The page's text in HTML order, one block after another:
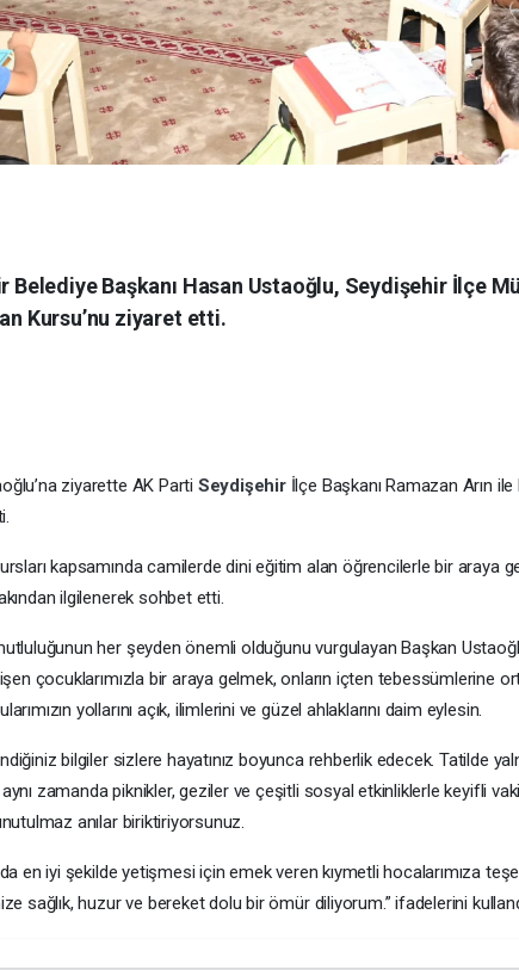
Belediye Başkanı Hasan Ustaoğlu, Seydişehir İlçe
Kursu’nu ziyaret etti.
ziyarette AK Parti Seydişehir İlçe Başkanı Ramazan Arın ile
kapsamında camilerde dini eğitim alan öğrencilerle bir araya
ilgilenerek sohbet etti.
her şeyden önemli olduğunu vurgulayan Başkan
çocuklarımızla bir araya gelmek, onların içten tebessümlerine
yollarını açık, ilimlerini ve güzel ahlaklarını daim eylesin.
bilgiler sizlere hayatınız boyunca rehberlik edecek. Tatilde
zamanda piknikler, geziler ve çeşitli sosyal etkinliklerle keyifli
anılar biriktiriyorsunuz.
en iyi şekilde yetişmesi için emek veren kıymetli hocalarımıza
sağlık, huzur ve bereket dolu bir ömür diliyorum.” ifadelerini